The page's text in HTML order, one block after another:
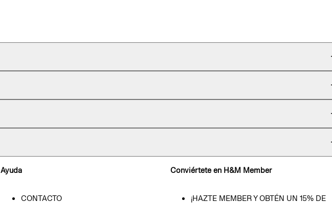
Ayuda
CONTACTO
Conviértete en H&M Member
¡HAZTE MEMBER Y OBTÉN UN 15% DE